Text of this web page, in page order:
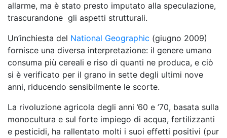
allarme, ma è stato presto imputato alla speculazione,
trascurandone gli aspetti strutturali.
Un’inchiesta del National Geographic (giugno 2009)
fornisce una diversa interpretazione: il genere umano
consuma più cereali e riso di quanti ne produca, e ciò
si è verificato per il grano in sette degli ultimi nove
anni, riducendo sensibilmente le scorte.
La rivoluzione agricola degli anni ’60 e ’70, basata sulla
monocultura e sul forte impiego di acqua, fertilizzanti
e pesticidi, ha rallentato molti i suoi effetti positivi (pur